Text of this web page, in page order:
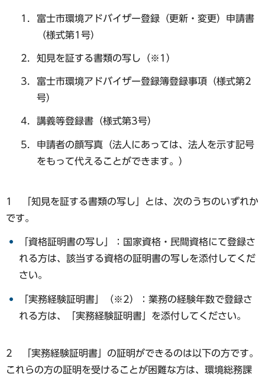
富士市環境アドバイザー登録（更新・変更）申請書
（様式第1号）
知見を証する書類の写し（※1）
富士市環境アドバイザー登録簿登録事項（様式第2
号）
講義等登録書（様式第3号）
申請者の顔写真（法人にあっては、法人を示す記号
をもって代えることができます。）
1 「知見を証する書類の写し」とは、次のうちのいずれか
です。
「資格証明書の写し」：国家資格・民間資格にて登録さ
れる方は、該当する資格の証明書の写しを添付してくだ
さい。
「実務経験証明書」（※2）：業務の経験年数で登録さ
れる方は、「実務経験証明書」を添付してください。
2 「実務経験証明書」の証明ができるのは以下の方です。
これらの方の証明を受けることが困難な方は、環境総務課